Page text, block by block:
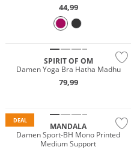
44,99
SPIRIT OF OM
Damen Yoga Bra Hatha Madhu
79,99
DEAL
MANDALA
Damen Sport-BH Mono Printed
Medium Support